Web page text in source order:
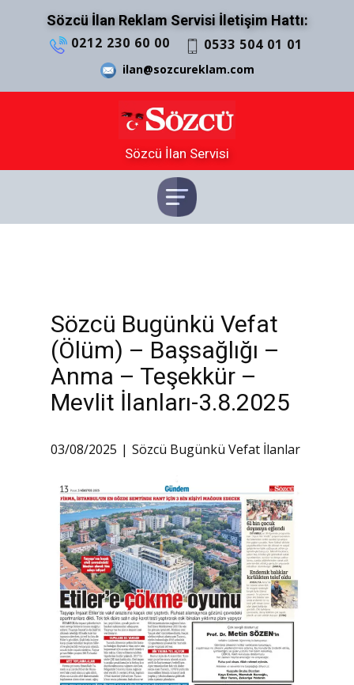
Sözcü İlan Reklam Servisi İletişim Hattı:
0212 230 60 00 0533 504 01 01
ilan@sozcureklam.com
Sözcü İlan Servisi
Sözcü Bugünkü Vefat
(Ölüm) – Başsağlığı –
Anma – Teşekkür –
Mevlit İlanları-3.8.2025
03/08/2025 Sözcü Bugünkü Vefat İlanlar